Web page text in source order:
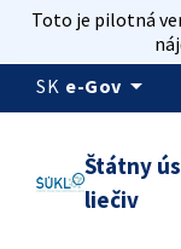
Toto je pilotná
SK e-Gov arrow_drop_down
Štátny
liečiv